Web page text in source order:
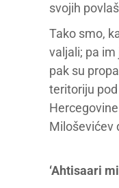
svojih
Tako smo,
valjali; pa
pak su
teritoriju pod
Miloševićev
‘Ahtisaari